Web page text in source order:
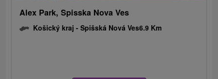
Alex Park, Spisska Nova Ves
Košický kraj -Spišská Nová Ves6.9 Km